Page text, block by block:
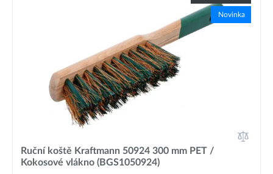
Novinka
Ruční koště Kraftmann 50924 300 mm PET /
Kokosové vlákno (BGS1050924)